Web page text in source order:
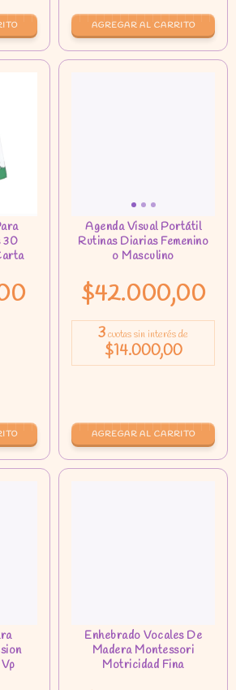
AGREGAR AL CARRITO
$42.000,00
3cuotas sin interés de
$14.000,00
AGREGAR AL CARRITO